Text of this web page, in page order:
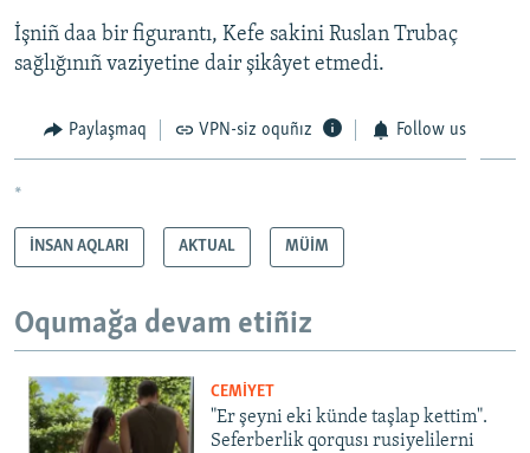
İşniñ daa bir figurantı, Kefe sakini Ruslan Trubaç
sağlığınıñ vaziyetine dair şikâyet etmedi.
Paylaşmaq VPN-siz oquñız Follow us
*
İNSAN AQLARI AKTUAL MÜİM
Oqumağa devam etiñiz
CEMİYET
"Er şeyni eki künde taşlap kettim".
Seferberlik qorqusı rusiyelilerni